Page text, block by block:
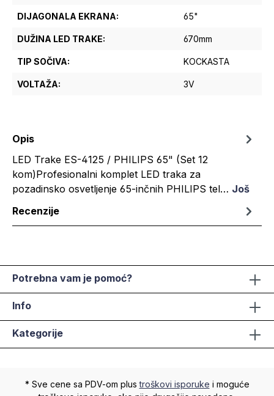
DIJAGONALA EKRANA: 65"
DUŽINA LED TRAKE: 670mm
TIP SOČIVA: KOCKASTA
VOLTAŽA: 3V
Opis
LED Trake ES-4125 / PHILIPS 65" (Set 12
kom)Profesionalni komplet LED traka za
pozadinsko osvetljenje 65-inčnih PHILIPS tel… Još
Recenzije
Potrebna vam je pomoć?
Info
Kategorije
* Sve cene sa PDV-om plustroškovi isporuke i moguće